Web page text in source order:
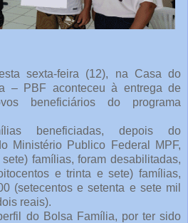
sexta-feira (12), na Casa do
– PBF aconteceu à entrega de
beneficiários do programa
beneficiadas, depois do
Ministério Publico Federal MPF,
famílias, foram desabilitadas,
e trinta e sete) famílias,
(setecentos e setenta e sete mil
reais).
do Bolsa Família, por ter sido